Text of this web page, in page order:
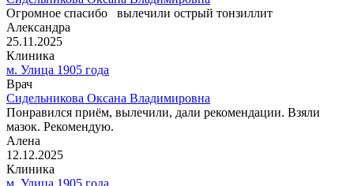
Огромное спасибо ️ вылечили острый тонзиллит
Александра
25.11.2025
Клиника
м. Улица 1905 года
Врач
Сидельникова Оксана Владимировна
Понравился приём, вылечили, дали рекомендации. Взяли
мазок. Рекомендую.
Алена
12.12.2025
Клиника